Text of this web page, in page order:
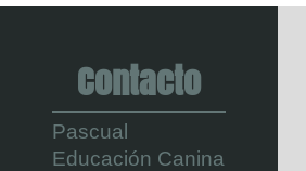
Contacto
Pascual
Educación Canina